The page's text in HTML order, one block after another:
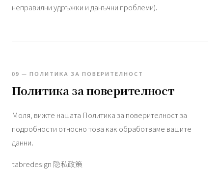
неправилни удръжки и данъчни проблеми).
09 — ПОЛИТИКА ЗА ПОВЕРИТЕЛНОСТ
Политика за поверителност
Моля, вижте нашата Политика за поверителност за
подробности относно това как обработваме вашите
данни.
tabredesign 隐私政策